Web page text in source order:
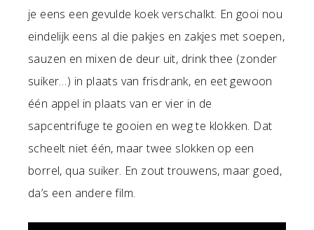
je eens een gevulde koek verschalkt. En gooi nou
eindelijk eens al die pakjes en zakjes met soepen,
sauzen en mixen de deur uit, drink thee (zonder
suiker…) in plaats van frisdrank, en eet gewoon
één appel in plaats van er vier in de
sapcentrifuge te gooien en weg te klokken. Dat
scheelt niet één, maar twee slokken op een
borrel, qua suiker. En zout trouwens, maar goed,
da’s een andere film.